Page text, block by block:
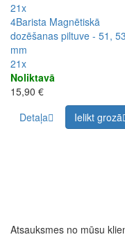
21x
4Barista Magnētiskā
dozēšanas piltuve - 51,
mm
21x
Noliktavā
15,90 €
Detaļa
Ielikt grozā
Atsauksmes no mūsu